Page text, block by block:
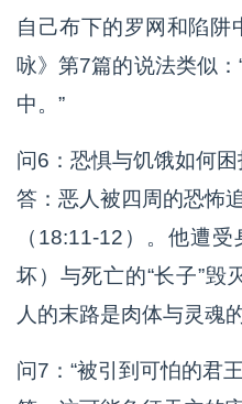
自己布下的罗网和陷阱
咏》第7篇的说法类似
中。”
问6：恐惧与饥饿如何困
答：恶人被四周的恐怖
（18:11-12）。他遭
坏）与死亡的“长子”毁
人的末路是肉体与灵魂
问7：“被引到可怕的君